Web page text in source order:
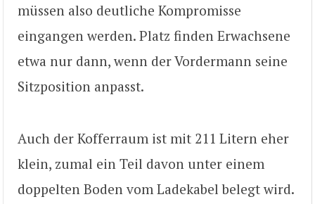
müssen also deutliche Kompromisse
eingangen werden. Platz finden Erwachsene
etwa nur dann, wenn der Vordermann seine
Sitzposition anpasst.
Auch der Kofferraum ist mit 211 Litern eher
klein, zumal ein Teil davon unter einem
doppelten Boden vom Ladekabel belegt wird.